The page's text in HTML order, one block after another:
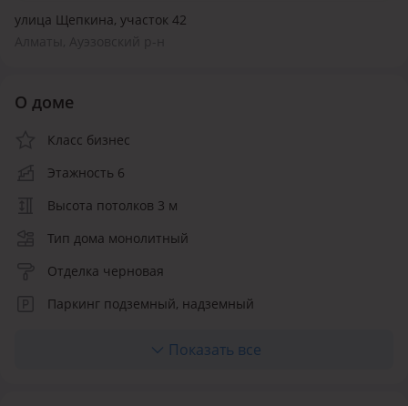
улица Щепкина, участок 42
О доме
Класс бизнес
Этажность 6
Высота потолков 3 м
Тип дома монолитный
Отделка черновая
Паркинг подземный, надземный
Показать все